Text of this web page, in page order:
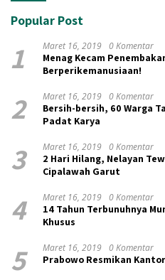
Popular Post
1 Maret 16, 2019 0 Komentar
Menag Kecam
Berperikemanusiaan!
2 Maret 16, 2019 0 Komentar
Bersih-bersih, 60 Warga
Padat Karya
3 Maret 16, 2019 0 Komentar
2 Hari Hilang, Nelayan
Cipalawah Garut
4 Maret 16, 2019 0 Komentar
14 Tahun Terbunuhnya
Khusus
5 Maret 16, 2019 0 Komentar
Prabowo Resmikan